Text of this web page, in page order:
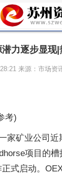
力逐步显现|
来源：市场资
考)
家矿业公司
项目的
式启动。